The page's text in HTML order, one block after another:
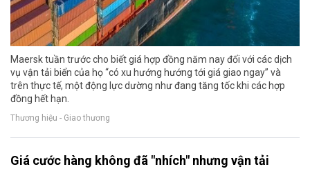
Maersk tuần trước cho biết giá hợp đồng năm nay đối với các dịch
vụ vận tải biển của họ “có xu hướng hướng tới giá giao ngay” và
trên thực tế, một động lực dường như đang tăng tốc khi các hợp
đồng hết hạn.
Thương hiệu - Giao thương
Giá cước hàng không đã "nhích" nhưng vận tải